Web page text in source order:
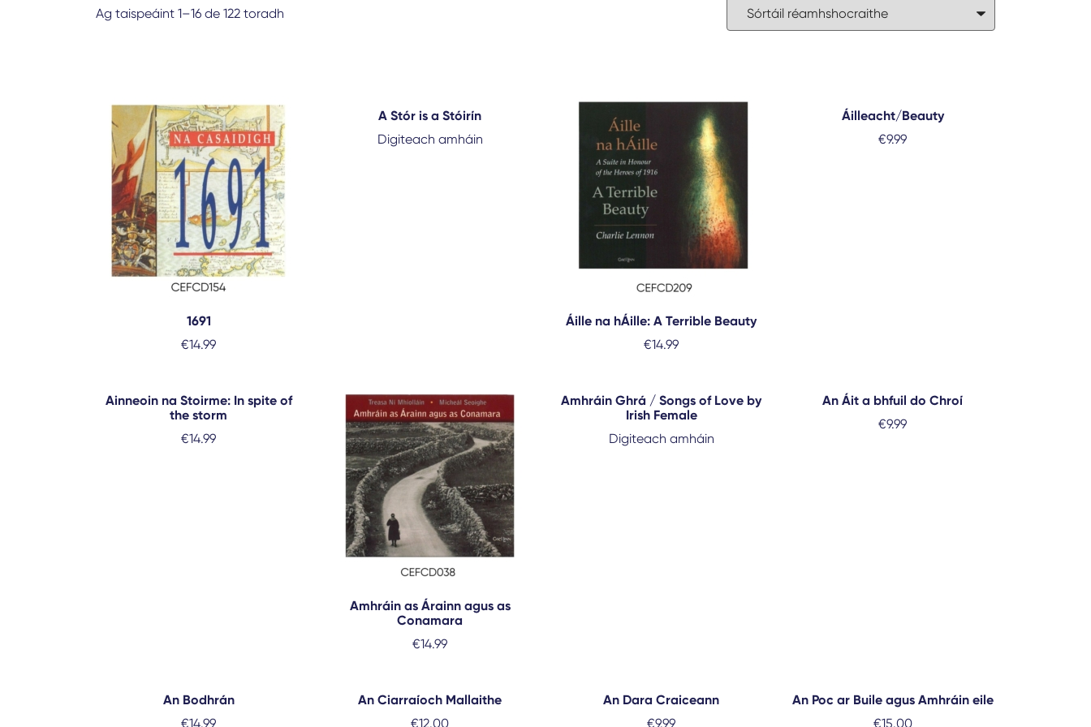
Ag taispeáint 1–16 de 122 toradh
1691
€14.99
A Stór is a Stóirín
Digiteach amháin
Áille na hÁille: A Terrible Beauty
€14.99
Áilleacht/Beauty
€9.99
Ainneoin na Stoirme: In spite of
the storm
€14.99
Amhráin as Árainn agus as
Conamara
€14.99
Amhráin Ghrá / Songs of Love by
Irish Female
Digiteach amháin
An Áit a bhfuil do Chroí
€9.99
An Bodhrán
€14.99
An Ciarraíoch Mallaithe
€12.00
An Dara Craiceann
€9.99
An Poc ar Buile agus Amhráin eile
€15.00